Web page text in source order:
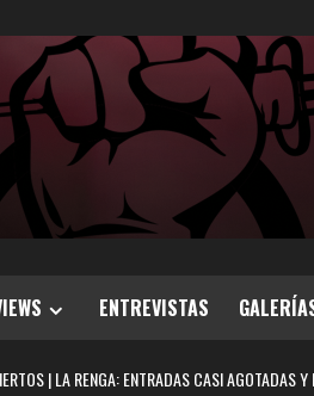
ENTREVISTAS
| LA RENGA: ENTRADAS CASI AGOTADAS